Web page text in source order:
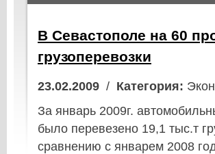
В Севастополе на 60
грузоперевозки
23.02.2009 / Категория:
За январь 2009г.
было перевезено 19,1 тыс.т
сравнению с январем 2008